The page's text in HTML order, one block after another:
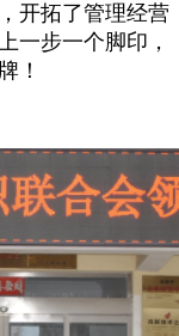
开拓了管理经营
一步一个脚印，
！